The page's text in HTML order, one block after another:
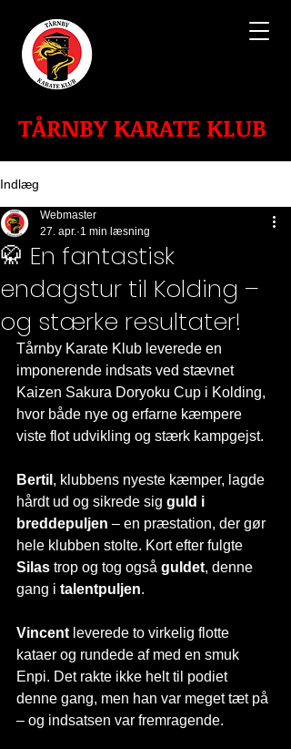
TÅRNBY KARATE KLUB
Indlæg
🥋 En fantastisk
endagstur til Kolding –
og stærke resultater!
Webmaster
27. apr. 1 min læsning
Tårnby Karate Klub leverede en
imponerende indsats ved stævnet
Kaizen Sakura Doryoku Cup i Kolding,
hvor både nye og erfarne kæmpere
viste flot udvikling og stærk kampgejst.
Bertil , klubbens nyeste kæmper, lagde
hårdt ud og sikrede sig guld i
breddepuljen – en præstation, der gør
hele klubben stolte. Kort efter fulgte
Silas trop og tog også guldet, denne
gang i talentpuljen.
Vincent leverede to virkelig flotte
kataer og rundede af med en smuk
Enpi. Det rakte ikke helt til podiet
denne gang, men han var meget tæt på
– og indsatsen var fremragende.